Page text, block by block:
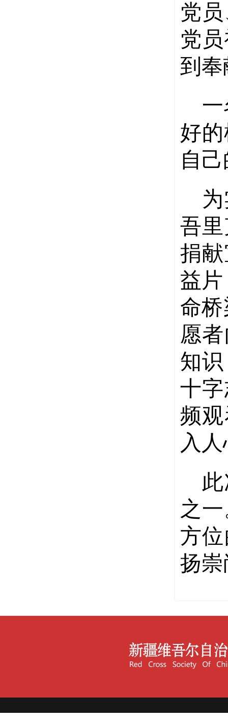
党
党
到
好
自
吾
捐
益
命
愿
知
十
频
入
之
方
扬